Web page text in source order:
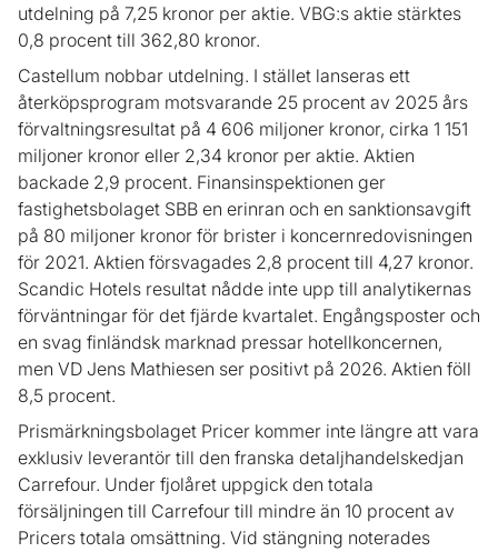
utdelning på 7,25 kronor per aktie. VBG:s aktie stärktes
0,8 procent till 362,80 kronor.
Castellum nobbar utdelning. I stället lanseras ett
återköpsprogram motsvarande 25 procent av 2025 års
förvaltningsresultat på 4 606 miljoner kronor, cirka 1 151
miljoner kronor eller 2,34 kronor per aktie. Aktien
backade 2,9 procent. Finansinspektionen ger
fastighetsbolaget SBB en erinran och en sanktionsavgift
på 80 miljoner kronor för brister i koncernredovisningen
för 2021. Aktien försvagades 2,8 procent till 4,27 kronor.
Scandic Hotels resultat nådde inte upp till analytikernas
förväntningar för det fjärde kvartalet. Engångsposter och
en svag finländsk marknad pressar hotellkoncernen,
men VD Jens Mathiesen ser positivt på 2026. Aktien föll
8,5 procent.
Prismärkningsbolaget Pricer kommer inte längre att vara
exklusiv leverantör till den franska detaljhandelskedjan
Carrefour. Under fjolåret uppgick den totala
försäljningen till Carrefour till mindre än 10 procent av
Pricers totala omsättning. Vid stängning noterades